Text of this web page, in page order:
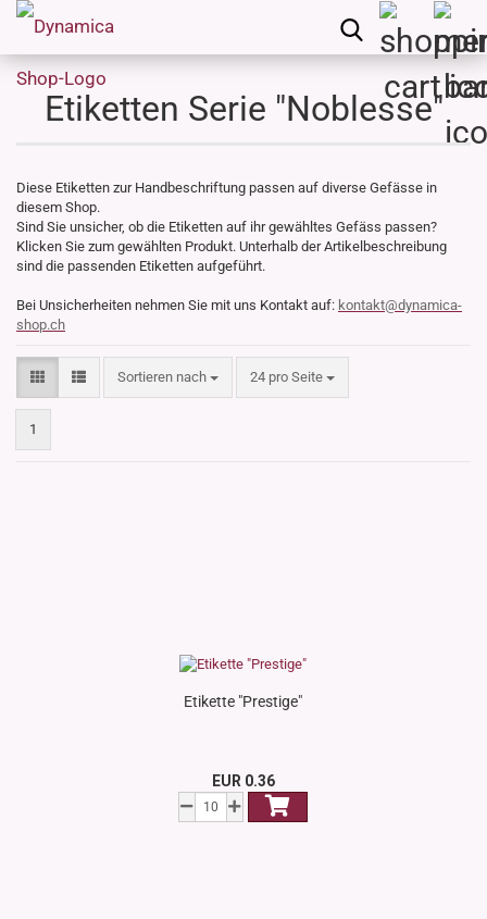
Etiketten Serie "Noblesse"
Diese Etiketten zur Handbeschriftung passen auf diverse Gefässe in
diesem Shop.
Sind Sie unsicher, ob die Etiketten auf ihr gewähltes Gefäss passen?
Klicken Sie zum gewählten Produkt. Unterhalb der Artikelbeschreibung
sind die passenden Etiketten aufgeführt.
Bei Unsicherheiten nehmen Sie mit uns Kontakt auf: kontakt@dynamica-
shop.ch
Sortieren nach
Sortieren nach 24 pro Seite
pro Seite
1
Etikette "Prestige"
EUR 0.36